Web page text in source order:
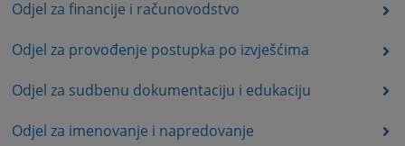
Odjel za financije i računovodstvo
Odjel za provođenje postupka po izvješćima
Odjel za sudbenu dokumentaciju i edukaciju
Odjel za imenovanje i napredovanje